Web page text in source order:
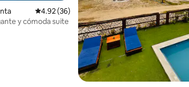
reseñasCalificación promedio: 4.92 de 5, 36 reseñas
4.92 (36)
y cómoda suite